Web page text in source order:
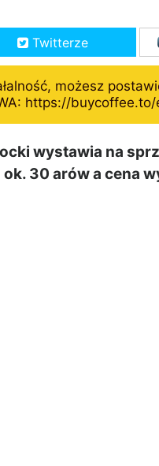
Twitterze
możesz
https://buycoffee.to/
wystawia na
30 arów a cena